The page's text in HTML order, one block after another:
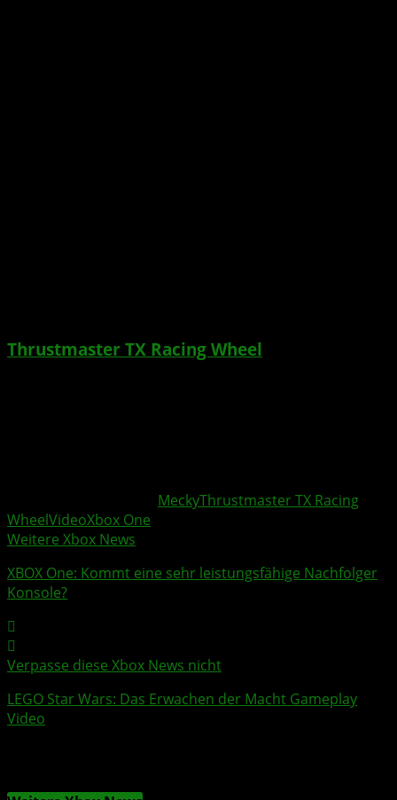
Thrustmaster TX Racing Wheel
MeckyThrustmaster TX Racing
WheelVideoXbox One
Weitere Xbox News
XBOX One: Kommt eine sehr leistungsfähige Nachfolger
Konsole?
Verpasse diese Xbox News nicht
LEGO Star Wars: Das Erwachen der Macht Gameplay
Video